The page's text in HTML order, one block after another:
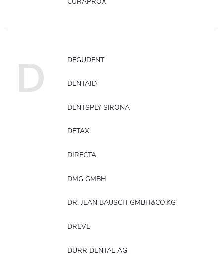
D DEGUDENT
DENTAID
DENTSPLY SIRONA
DETAX
DIRECTA
DMG GMBH
DR. JEAN BAUSCH GMBH&CO.KG
DREVE
DÜRR DENTAL AG